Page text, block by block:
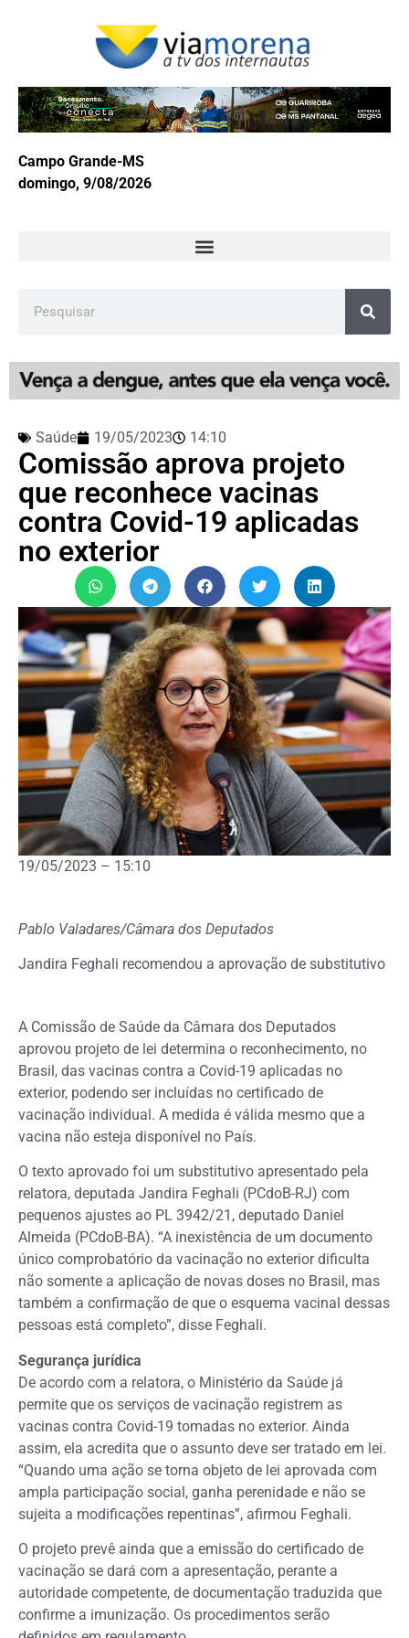
Campo Grande-MS
domingo, 9/08/2026
Saúde 19/05/2023 14:10
Comissão aprova projeto
que reconhece vacinas
contra Covid-19 aplicadas
no exterior
19/05/2023 – 15:10
Pablo Valadares/Câmara dos Deputados
Jandira Feghali recomendou a aprovação de substitutivo
A Comissão de Saúde da Câmara dos Deputados
aprovou projeto de lei determina o reconhecimento, no
Brasil, das vacinas contra a Covid-19 aplicadas no
exterior, podendo ser incluídas no certificado de
vacinação individual. A medida é válida mesmo que a
vacina não esteja disponível no País.
O texto aprovado foi um substitutivo apresentado pela
relatora, deputada Jandira Feghali (PCdoB-RJ) com
pequenos ajustes ao PL 3942/21, deputado Daniel
Almeida (PCdoB-BA). “A inexistência de um documento
único comprobatório da vacinação no exterior dificulta
não somente a aplicação de novas doses no Brasil, mas
também a confirmação de que o esquema vacinal dessas
pessoas está completo”, disse Feghali.
Segurança jurídica
De acordo com a relatora, o Ministério da Saúde já
permite que os serviços de vacinação registrem as
vacinas contra Covid-19 tomadas no exterior. Ainda
assim, ela acredita que o assunto deve ser tratado em lei.
“Quando uma ação se torna objeto de lei aprovada com
ampla participação social, ganha perenidade e não se
sujeita a modificações repentinas”, afirmou Feghali.
O projeto prevê ainda que a emissão do certificado de
vacinação se dará com a apresentação, perante a
autoridade competente, de documentação traduzida que
confirme a imunização. Os procedimentos serão